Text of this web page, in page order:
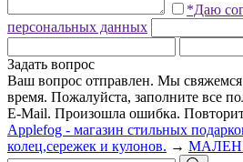
*Даю
персональных данных
Задать вопрос
Ваш вопрос отправлен. Мы
время. Пожалуйста, заполните все
E-Mail. Произошла ошибка.
Applefog - магазин стильных
колец,сережек и кулонов. →